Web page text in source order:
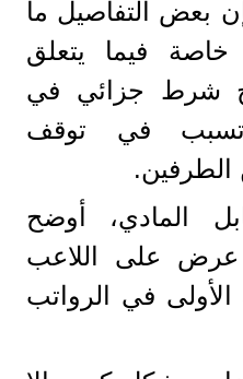
بعض التفاصيل ما
فيما يتعلق
شرط جزائي في
في توقف
الطرفين.
المادي، أوضح
عرض على اللاعب
في الرواتب